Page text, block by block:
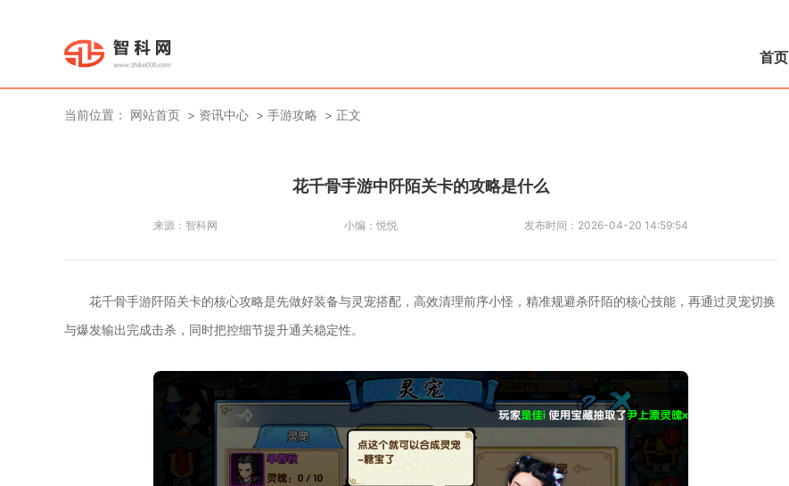
首页
当前位置： 网站首页 资讯中心 手游攻略 正文
花千骨手游中阡陌关卡的攻略是什么
来源： 智科网 小编： 悦悦 发布时间： 2026-04-20 14:59:54
花千骨手游阡陌关卡的核心攻略是先做好装备与灵宠搭配，高效清理前序小怪，精准规避杀阡陌的核心技能，再通过灵宠切换
与爆发输出完成击杀，同时把控细节提升通关稳定性。